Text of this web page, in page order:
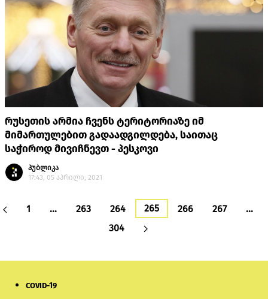
რუსეთის არმია ჩვენს ტერიტორიაზე იმ
მიმართულებით გადაადგილდება, საითაც
საჭიროდ მივიჩნევთ - პესკოვი
პუბლიკა
17:43, 05 აპრილი, 2021
1 … 263 264 265 266 267
…
304
COVID-19